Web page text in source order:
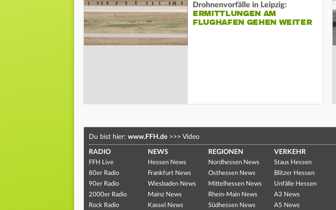
Drohnenvorfälle in Leipzig:
ERMITTLUNGEN AM
FLUGHAFEN GEHEN WEITER
Du bist hier: www.FFH.de >>> Video
RADIO
FFH Live
80er Radio
90er Radio
2000er Radio
Rock Radio
NEWS
Hessen News
Frankfurt News
Wiesbaden News
Mainz News
Kassel News
REGIONEN
Nordhessen News
Osthessen News
Mittelhessen News
Rhein-Main News
Südhessen News
VERKEHR
Staus Hessen
Blitzer Hessen
Unfälle Hessen
A3 News
A5 News